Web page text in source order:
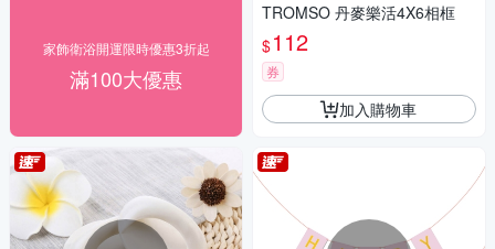
家飾衛浴開運限時優惠3折起
滿100大優惠
TROMSO 丹麥樂活4X6相框
$112
券
加入購物車